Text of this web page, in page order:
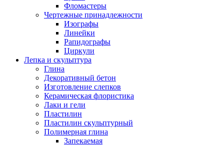
Фломастеры
Чертежные принадлежности
Изографы
Линейки
Рапидографы
Циркули
Лепка и скульптура
Глина
Декоративный бетон
Изготовление слепков
Керамическая флористика
Лаки и гели
Пластилин
Пластилин скульптурный
Полимерная глина
Запекаемая